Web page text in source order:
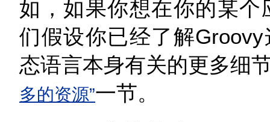
如，如果你想在你的某
们假设你已经了解
态语言本身有关的更多细
多的资源”一节。